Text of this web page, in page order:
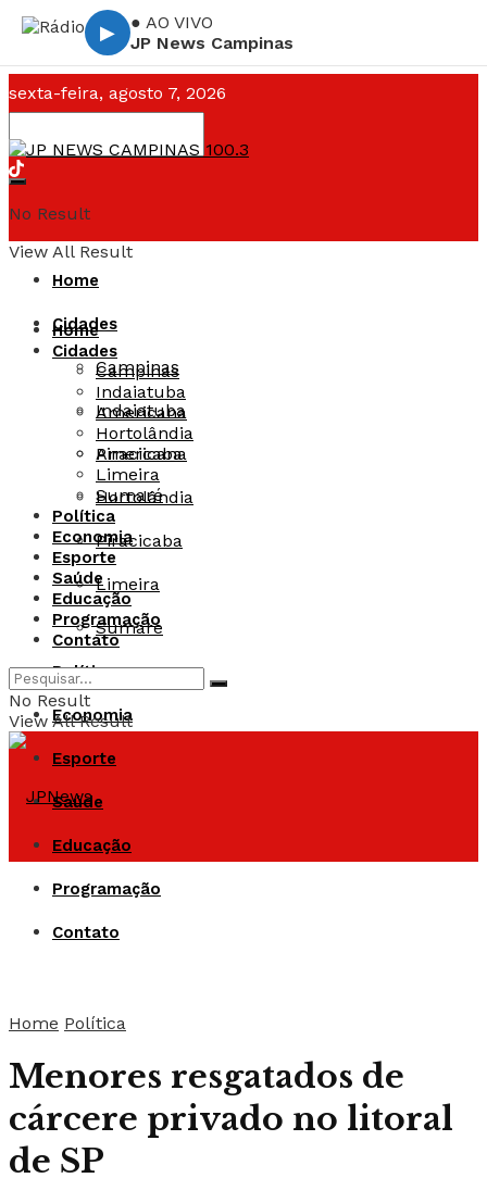
▶
● AO VIVO
JP News Campinas
sexta-feira, agosto 7, 2026
No Result
View All Result
Home
Cidades
Campinas
Indaiatuba
Americana
Hortolândia
Piracicaba
Limeira
Sumaré
Política
Economia
Esporte
Saúde
Educação
Programação
Contato
Home
Cidades
Campinas
Indaiatuba
Americana
Hortolândia
Piracicaba
Limeira
Sumaré
Política
Economia
Esporte
Saúde
Educação
Programação
Contato
No Result
View All Result
Home Política
Menores resgatados de
cárcere privado no litoral
de SP